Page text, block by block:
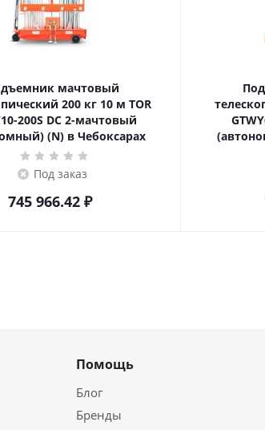
мачтовый
200 кг 10 м TOR
200S DC 2-мачтовый
(N) в Чебоксарах
Под заказ
745 966.42₽
Помощь
Блог
Бренды